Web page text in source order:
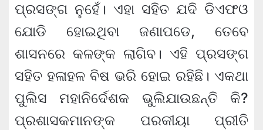
ପ୍ରସଙ୍ଗ ନୁହେଁ। ଏହା ସହିତ ଯଦି ଡିଏଫଓ
ଯୋଡି ହୋଇଥିବା ଜଣାପଡେ, ତେବେ
ଶାସନରେ କଳଙ୍କ ଲାଗିବ। ଏହି ପ୍ରସଙ୍ଗ
ସହିତ ହଳାହଳ ବିଷ ଭରି ହୋଇ ରହିଛି। ଏକଥା
ପୁଲିସ ମହାନିର୍ଦେଶକ ଭୁଲିଯାଉଛନ୍ତି କି?
ପ୍ରଶାସକମାନଙ୍କ ପରକୀୟା ପ୍ରୀତି